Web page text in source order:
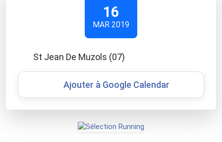
16
MAR 2019
St Jean De Muzols (07)
Ajouter à Google Calendar